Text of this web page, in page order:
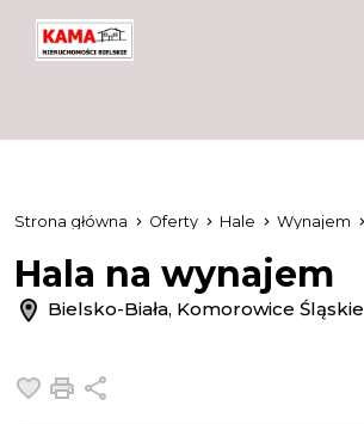
Strona główna Oferty Hale Wynajem
Hala na wynajem
Bielsko-Biała, Komorowice Śląskie
Dodaj do ulubionych
Drukuj